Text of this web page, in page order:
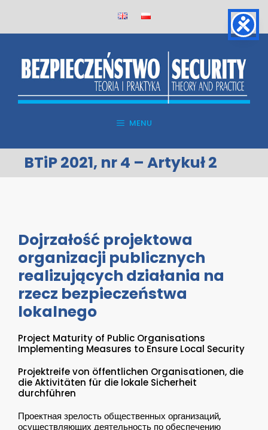
MENU
BTiP 2021, nr 4 – Artykuł 2
Dojrzałość projektowa
organizacji publicznych
realizujących działania na
rzecz bezpieczeństwa
lokalnego
Project Maturity of Public Organisations
Implementing Measures to Ensure Local Security
Projektreife von öffentlichen Organisationen, die
die Aktivitäten für die lokale Sicherheit
durchführen
Проектная зрелость общественных организаций,
осуществляющих деятельность по обеспечению